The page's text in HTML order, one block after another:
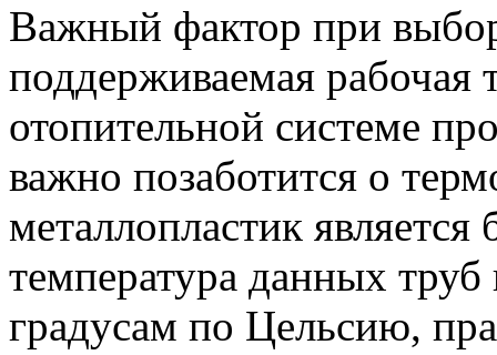
Важный фактор при
поддерживаемая рабочая
отопительной системе
важно позаботится о
металлопластик
температура данных
градусам по Цельсию,